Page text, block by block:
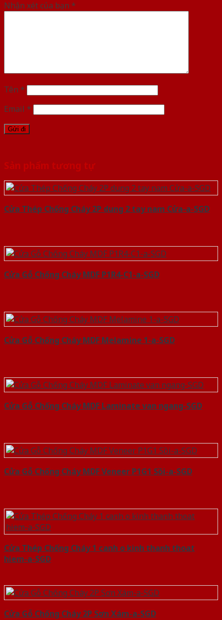
Nhận xét của bạn *
Tên *
Email *
Sản phẩm tương tự
Cửa Thép Chống Cháy 2P dung 2 tay nam Cửa-a-SGD
Cửa Gỗ Chống Cháy MDF P1R4-C1-a-SGD
Cửa Gỗ Chống Cháy MDF Melamine 1-a-SGD
Cửa Gỗ Chống Cháy MDF Laminate van ngang-SGD
Cửa Gỗ Chống Cháy MDF Veneer P1G1 Sồi-a-SGD
Cửa Thép Chống Cháy 1 canh o kinh thanh thoat
hiem-a-SGD
Cửa Gỗ Chống Cháy 2P Sơn Xám-a-SGD